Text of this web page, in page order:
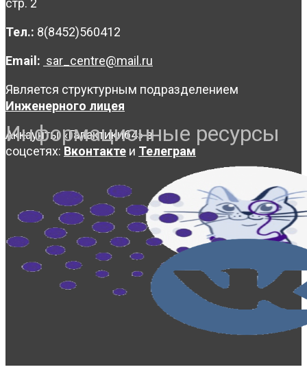
Тел.: 8(8452)560412
Email: sar_centre@mail.ru
Является структурным подразделением
Инженерного лицея
Аккаунты «Галактики64» в
соцсетях: Вконтакте и Телеграм
Информационные ресурсы